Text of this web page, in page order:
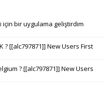
için bir uygulama geliştirdim
? [[alc797871]] New Users First
? [[alc797871]] New Users